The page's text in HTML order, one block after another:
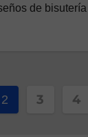
de
2 3 4